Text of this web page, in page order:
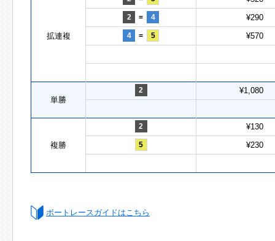
拡連複
2 = 4 ¥290
4 = 5 ¥570
単勝
2 ¥1,080
複勝
2 ¥130
5 ¥230
ボートレースガイドはこちら